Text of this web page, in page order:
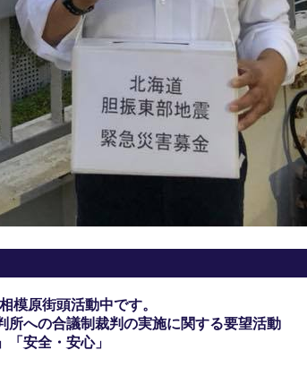
模原街頭活動中です。
所への合議制裁判の実施に関する要望活動
安全・安心」